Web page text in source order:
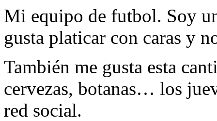
Mi equipo de futbol. Soy
gusta platicar con caras y
También me gusta esta
cervezas, botanas… los
red social.